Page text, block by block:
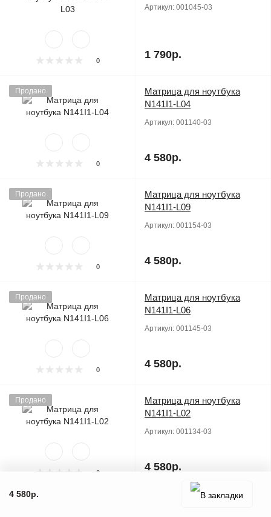
0
Артикул: 001045-03
1 790р.
Продано
0
Матрица для ноутбука
N141I1-L04
Артикул: 001140-03
4 580р.
Продано
0
Матрица для ноутбука
N141I1-L09
Артикул: 001154-03
4 580р.
Продано
0
Матрица для ноутбука
N141I1-L06
Артикул: 001145-03
4 580р.
Продано
0
Матрица для ноутбука
N141I1-L02
Артикул: 001134-03
4 580р.
Матрица для ноутбука
4 580р.